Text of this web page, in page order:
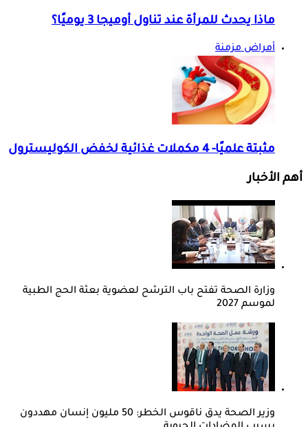
ماذا يحدث للمرأة عند تناول أوميجا 3 يوميًا؟
أمراض مزمنة
مثبتة علميًا- 4 مكملات غذائية لخفض الكوليسترول
أهم الأخبار
وزارة الصحة تفتح باب الترشح لعضوية بعثة الحج الطبية
لموسم 2027
وزير الصحة يدق ناقوس الخطر: 50 مليون إنسان مهددون